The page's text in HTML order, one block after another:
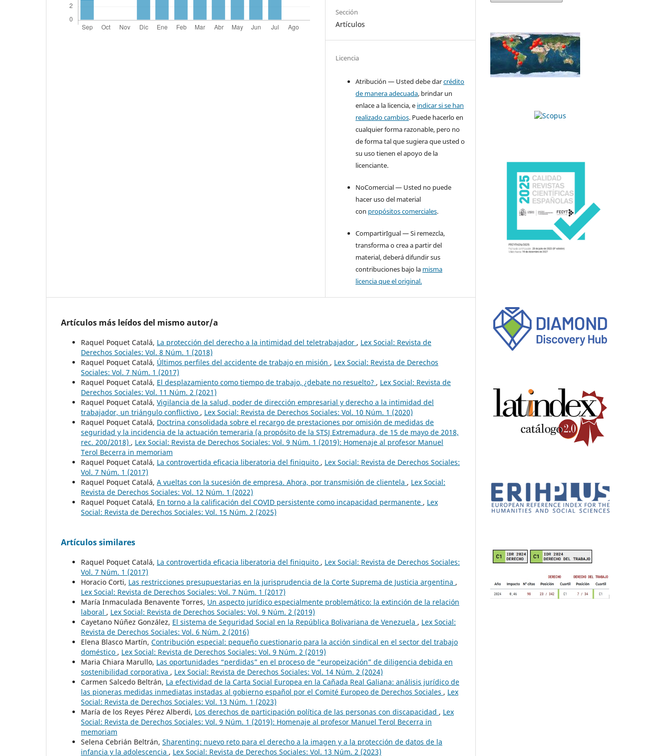
Sección
Artículos
Licencia
Atribución — Usted debe darcrédito
de manera adecuada, brindar un
enlace a la licencia, e indicar si se han
realizado cambios. Puede hacerlo en
cualquier forma razonable, pero no
de forma tal que sugiera que usted o
su uso tienen el apoyo de la
licenciante.
NoComercial — Usted no puede
hacer uso del material
con propósitos comerciales.
CompartirIgual — Si remezcla,
transforma o crea a partir del
material, deberá difundir sus
contribuciones bajo la misma
licencia que el original.
Artículos más leídos del mismo autor/a
Raquel Poquet Catalá, La protección del derecho a la intimidad del teletrabajador , Lex Social: Revista de
Derechos Sociales: Vol. 8 Núm. 1 (2018)
Raquel Poquet Catalá, Últimos perfiles del accidente de trabajo en misión , Lex Social: Revista de Derechos
Sociales: Vol. 7 Núm. 1 (2017)
Raquel Poquet Catalá, El desplazamiento como tiempo de trabajo, ¿debate no resuelto? , Lex Social: Revista de
Derechos Sociales: Vol. 11 Núm. 2 (2021)
Raquel Poquet Catalá, Vigilancia de la salud, poder de dirección empresarial y derecho a la intimidad del
trabajador, un triángulo conflictivo , Lex Social: Revista de Derechos Sociales: Vol. 10 Núm. 1 (2020)
Raquel Poquet Catalá, Doctrina consolidada sobre el recargo de prestaciones por omisión de medidas de
seguridad y la incidencia de la actuación temeraria (a propósito de la STSJ Extremadura, de 15 de mayo de 2018,
rec. 200/2018) , Lex Social: Revista de Derechos Sociales: Vol. 9 Núm. 1 (2019): Homenaje al profesor Manuel
Terol Becerra in memoriam
Raquel Poquet Catalá, La controvertida eficacia liberatoria del finiquito , Lex Social: Revista de Derechos Sociales:
Vol. 7 Núm. 1 (2017)
Raquel Poquet Catalá, A vueltas con la sucesión de empresa. Ahora, por transmisión de clientela , Lex Social:
Revista de Derechos Sociales: Vol. 12 Núm. 1 (2022)
Raquel Poquet Catalá, En torno a la calificación del COVID persistente como incapacidad permanente , Lex
Social: Revista de Derechos Sociales: Vol. 15 Núm. 2 (2025)
Artículos similares
Raquel Poquet Catalá, La controvertida eficacia liberatoria del finiquito , Lex Social: Revista de Derechos Sociales:
Vol. 7 Núm. 1 (2017)
Horacio Corti, Las restricciones presupuestarias en la jurisprudencia de la Corte Suprema de Justicia argentina ,
Lex Social: Revista de Derechos Sociales: Vol. 7 Núm. 1 (2017)
María Inmaculada Benavente Torres, Un aspecto jurídico especialmente problemático: la extinción de la relación
laboral , Lex Social: Revista de Derechos Sociales: Vol. 9 Núm. 2 (2019)
Cayetano Núñez González, El sistema de Seguridad Social en la República Bolivariana de Venezuela , Lex Social:
Revista de Derechos Sociales: Vol. 6 Núm. 2 (2016)
Elena Blasco Martín, Contribución especial: pequeño cuestionario para la acción sindical en el sector del trabajo
doméstico , Lex Social: Revista de Derechos Sociales: Vol. 9 Núm. 2 (2019)
Maria Chiara Marullo, Las oportunidades “perdidas” en el proceso de “europeización” de diligencia debida en
sostenibilidad corporativa , Lex Social: Revista de Derechos Sociales: Vol. 14 Núm. 2 (2024)
Carmen Salcedo Beltrán, La efectividad de la Carta Social Europea en la Cañada Real Galiana: análisis jurídico de
las pioneras medidas inmediatas instadas al gobierno español por el Comité Europeo de Derechos Sociales , Lex
Social: Revista de Derechos Sociales: Vol. 13 Núm. 1 (2023)
María de los Reyes Pérez Alberdi, Los derechos de participación política de las personas con discapacidad , Lex
Social: Revista de Derechos Sociales: Vol. 9 Núm. 1 (2019): Homenaje al profesor Manuel Terol Becerra in
memoriam
Selena Cebrián Beltrán, Sharenting: nuevo reto para el derecho a la imagen y a la protección de datos de la
infancia y la adolescencia , Lex Social: Revista de Derechos Sociales: Vol. 13 Núm. 2 (2023)